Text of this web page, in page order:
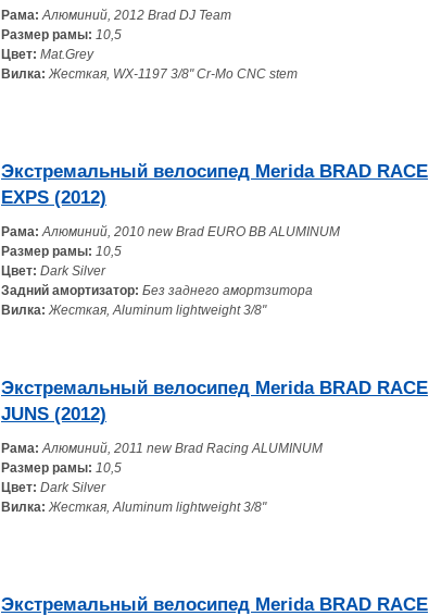
Рама:Алюминий, 2012 Brad DJ Team
Размер рамы: 10,5
Цвет: Mat.Grey
Вилка:Жесткая, WX-1197 3/8" Cr-Mo CNC stem
Экстремальный велосипед Merida BRAD RACE
EXPS (2012)
Рама:Алюминий, 2010 new Brad EURO BB ALUMINUM
Размер рамы: 10,5
Цвет: Dark Silver
Задний амортизатор: Без заднего амортзитора
Вилка:Жесткая, Aluminum lightweight 3/8"
Экстремальный велосипед Merida BRAD RACE
JUNS (2012)
Рама:Алюминий, 2011 new Brad Racing ALUMINUM
Размер рамы: 10,5
Цвет: Dark Silver
Вилка:Жесткая, Aluminum lightweight 3/8"
Экстремальный велосипед Merida BRAD RACE